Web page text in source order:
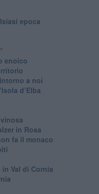
epoca
enoico
a noi
d’Elba
in Rosa
fa il monaco
Val di Cornia